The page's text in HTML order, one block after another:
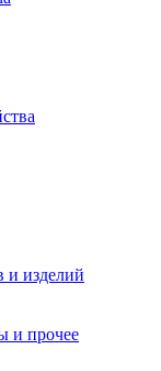
и изделий
и прочее